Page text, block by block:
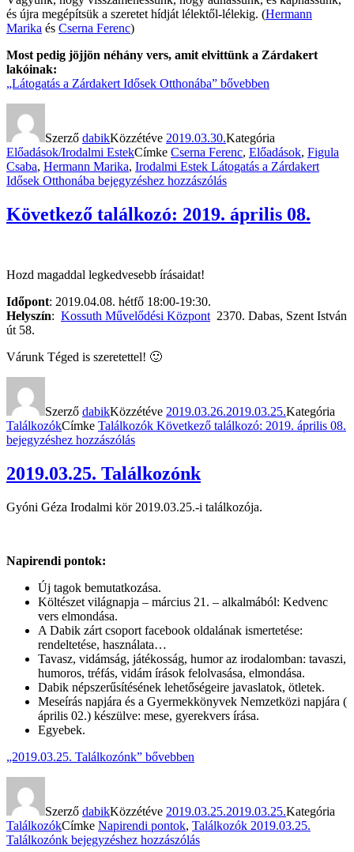
és újra megépítsük a szeretet hídját lélektől-lélekig. (Hermann
Marika és Cserna Ferenc)
Most pedig jöjjön néhány vers, amit elvittünk a Zárdakert
lakóinak:
„Látogatás a Zárdakert Idősek Otthonába” bővebben
Szerző dabikKözzétéve 2019.03.30.Kategória
Előadások/Irodalmi EstekCímke Cserna Ferenc, Előadások, Figula
Csaba, Hermann Marika, Irodalmi Estek Látogatás a Zárdakert
Idősek Otthonába bejegyzéshez hozzászólás
Következő találkozó: 2019. április 08.
Hozd magaddal legkedvesebb írásaidat!
Időpont: 2019.04.08. hétfő 18:00-19:30.
Helyszín: Kossuth Művelődési Központ 2370. Dabas, Szent István
út 58.
Várunk Téged is szeretettel! 🙂
Szerző dabikKözzétéve 2019.03.26.2019.03.25.Kategória
TalálkozókCímke Találkozók Következő találkozó: 2019. április 08.
bejegyzéshez hozzászólás
2019.03.25. Találkozónk
Gyóni Géza Irodalmi kör 2019.03.25.-i találkozója.
Napirendi pontok:
Új tagok bemutatkozása.
Költészet világnapja – március 21. – alkalmából: Kedvenc
vers elmondása.
A Dabik zárt csoport facebook oldalának ismertetése:
rendeltetése, használata…
Tavasz, vidámság, játékosság, humor az irodalomban: tavaszi,
humoros, tréfás, vidám írások felolvasása, elmondása.
Dabik népszerűsítésének lehetőségeire javaslatok, ötletek.
Meseírás napjára és a Gyermekkönyvek Nemzetközi napjára (
április 02.) készülve: mese, gyerekvers írása.
Egyebek.
„2019.03.25. Találkozónk” bővebben
Szerző dabikKözzétéve 2019.03.25.2019.03.25.Kategória
TalálkozókCímke Napirendi pontok, Találkozók 2019.03.25.
Találkozónk bejegyzéshez hozzászólás